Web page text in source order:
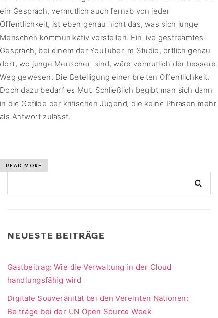
ein Gespräch, vermutlich auch fernab von jeder
Öffentlichkeit, ist eben genau nicht das, was sich junge
Menschen kommunikativ vorstellen. Ein live gestreamtes
Gespräch, bei einem der YouTuber im Studio, örtlich genau
dort, wo junge Menschen sind, wäre vermutlich der bessere
Weg gewesen. Die Beteiligung einer breiten Öffentlichkeit.
Doch dazu bedarf es Mut. Schließlich begibt man sich dann
in die Gefilde der kritischen Jugend, die keine Phrasen mehr
als Antwort zulässt.
READ MORE
NEUESTE BEITRÄGE
Gastbeitrag: Wie die Verwaltung in der Cloud
handlungsfähig wird
Digitale Souveränität bei den Vereinten Nationen:
Beiträge bei der UN Open Source Week